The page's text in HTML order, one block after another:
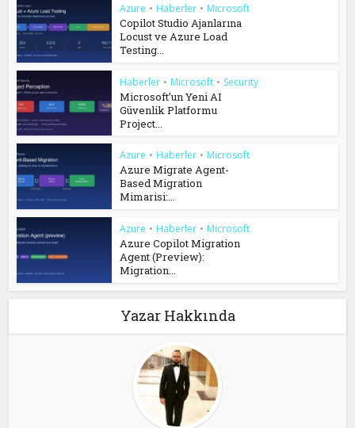
Azure • Haberler • Microsoft
Copilot Studio Ajanlarına
Locust ve Azure Load
Testing...
Haberler • Microsoft • Security
Microsoft’un Yeni AI
Güvenlik Platformu
Project...
Azure • Haberler • Microsoft
Azure Migrate Agent-
Based Migration
Mimarisi:...
Azure • Haberler • Microsoft
Azure Copilot Migration
Agent (Preview):
Migration...
Yazar Hakkında